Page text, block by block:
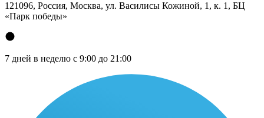
121096, Россия, Москва, ул. Василисы Кожиной, 1, к. 1, БЦ
«Парк победы»
7 дней в неделю с 9:00 до 21:00